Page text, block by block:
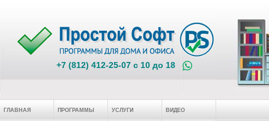
+7 (812) 412-25-07 c 10 до 18
ГЛАВНАЯ ПРОГРАММЫ УСЛУГИ ВИДЕО